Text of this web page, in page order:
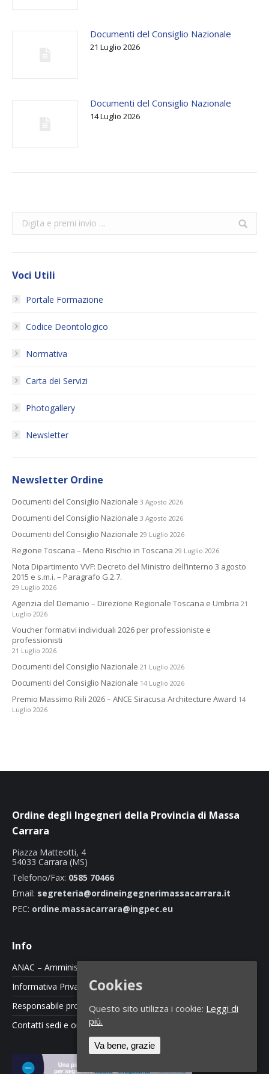
Documenti del Consiglio Nazionale
21 Luglio 2026
Documenti del Consiglio Nazionale
14 Luglio 2026
Search:
Voci Utili
Portale Formazione
Codice Deontologico
Normativa
Carta dei Servizi
Photogallery
Newsletter
Newsletter Ordine
Documenti del Consiglio Nazionale 3 Agosto 2026
Documenti del Consiglio Nazionale 3 Agosto 2026
Documenti del Consiglio Nazionale 29 Luglio 2026
Regione Toscana – Meno Rischio in Toscana 29 Luglio 2026
Nota Dipartimento VVF: Decreto del Ministro dell’interno 3 agosto
2015 e s.m.i. – Paragrafo G.2.7.
29 Luglio 2026
Agenzia del Demanio – Direzione Regionale Toscana e Umbria 21
Luglio 2026
Voucher formativi individuali 2026 per professioniste e
professionisti
21 Luglio 2026
Documenti del Consiglio Nazionale 21 Luglio 2026
Documenti del Consiglio Nazionale 14 Luglio 2026
Premio Massimo Riili 2026 – ANCE Siracusa Architecture Award 14
Luglio 2026
Ordine degli Ingegneri della Provincia di Massa
Carrara
Piazza Matteotti, 4
54033 Carrara (MS)
Telefono/Fax: 0585 70466
Email: segreteria@ordineingegnerimassacarrara.it
PEC: ordine.massacarrara@ingpec.eu
Info
ANAC – Amministrazione Trasparente
Informativa Privacy e Cookie Policy
Responsabile protezione dati
Contatti sedi e orari
Cookies
Questo sito utilizza i cookie: Leggi di
più.
Va bene, grazie